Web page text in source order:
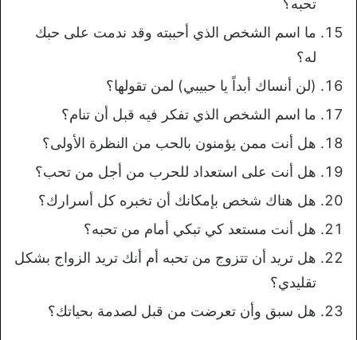
تحبه؟
ما اسم الشخص الذي أحببته وقد ندمت على حبك
له؟
(لن أنساك أبداً يا حبيبي) لمن تقولها؟
ما اسم الشخص الذي تفكر فيه قبل أن تنام؟
هل أنت ممن يؤمنون بالحب من النظرة الأولى؟
هل أنت على استعداد للحرب من أجل من تحب؟
هل هناك شخص بإمكانك أن تخبره كل أسرارك؟
هل أنت مستعد كي تبكي أمام من تحبه؟
هل تريد أن تتزوج من تحبه أم أنك تريد الزواج بشكل
تقليدي؟
هل سبق وأن تعرضت من قبل لصدمة بحياتك؟